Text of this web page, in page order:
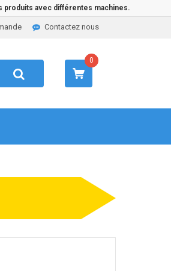
produits avec différentes machines.
Contactez nous
0